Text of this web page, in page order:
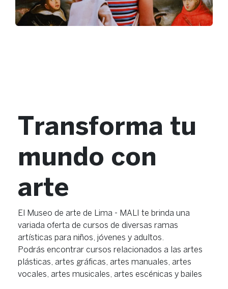
Transforma tu
mundo con
arte
El Museo de arte de Lima - MALI te brinda una
variada oferta de cursos de diversas ramas
artísticas para niños, jóvenes y adultos.
Podrás encontrar cursos relacionados a las artes
plásticas, artes gráficas, artes manuales, artes
vocales, artes musicales, artes escénicas y bailes